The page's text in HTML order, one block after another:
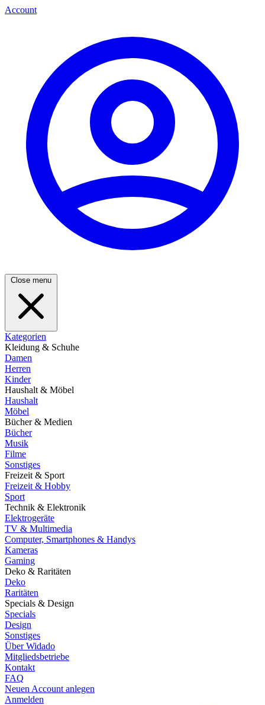
Account
Close menu
Kategorien
Kleidung & Schuhe
Damen
Herren
Kinder
Haushalt & Möbel
Haushalt
Möbel
Bücher & Medien
Bücher
Musik
Filme
Sonstiges
Freizeit & Sport
Freizeit & Hobby
Sport
Technik & Elektronik
Elektrogeräte
TV & Multimedia
Computer, Smartphones & Handys
Kameras
Gaming
Deko & Raritäten
Deko
Raritäten
Specials & Design
Specials
Design
Sonstiges
Über Widado
Mitgliedsbetriebe
Kontakt
FAQ
Neuen Account anlegen
Anmelden